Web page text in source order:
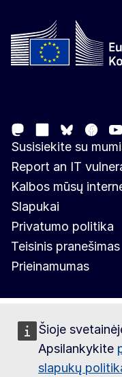
Šioje
Apsilankykite
slapukų
MastodonLinkedIn
Bluesky
Susisiekite su
Report an IT
Kalbos mūsų
Slapukai
Privatumo politika
Teisinis pranešimas
Prieinamumas